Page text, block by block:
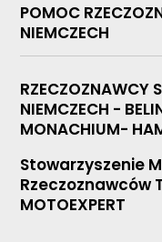
POMOC
NIEMCZECH
RZECZOZNAWCY
NIEMCZECH -
MONACHIUM-
Stowarzyszenie
Rzeczoznawców
MOTOEXPERT